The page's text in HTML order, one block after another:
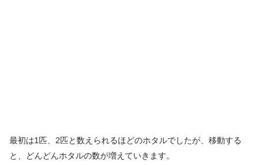
最初は1匹、2匹と数えられるほどのホタルでしたが、移動する
と、どんどんホタルの数が増えていきます。